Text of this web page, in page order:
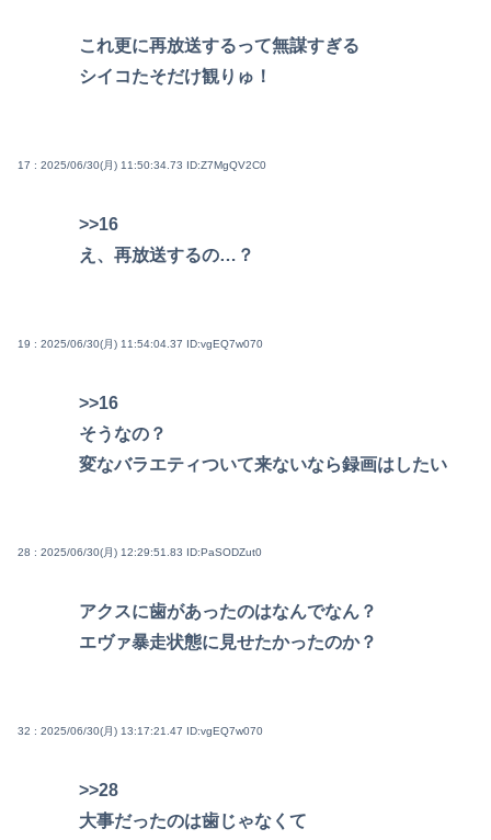
これ更に再放送するって無謀すぎる
シイコたそだけ観りゅ！
17 : 2025/06/30(月) 11:50:34.73 ID:Z7MgQV2C0
>>16
え、再放送するの…？
19 : 2025/06/30(月) 11:54:04.37 ID:vgEQ7w070
>>16
そうなの？
変なバラエティついて来ないなら録画はしたい
28 : 2025/06/30(月) 12:29:51.83 ID:PaSODZut0
アクスに歯があったのはなんでなん？
エヴァ暴走状態に見せたかったのか？
32 : 2025/06/30(月) 13:17:21.47 ID:vgEQ7w070
>>28
大事だったのは歯じゃなくて